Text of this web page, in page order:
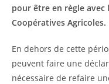
pour être en règle
Coopératives Agricoles.
En dehors de cette
peuvent faire une
nécessaire de refaire